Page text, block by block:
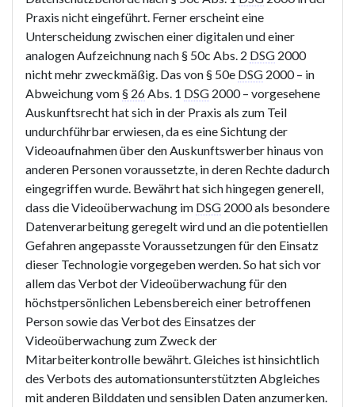
Praxis nicht eingeführt. Ferner erscheint eine
Unterscheidung zwischen einer digitalen und einer
analogen Aufzeichnung nach § 50c Abs. 2 DSG 2000
nicht mehr zweckmäßig. Das von § 50e DSG 2000 – in
Abweichung vom§ 26Abs. 1 DSG 2000 – vorgesehene
Auskunftsrecht hat sich in der Praxis als zum Teil
undurchführbar erwiesen, da es eine Sichtung der
Videoaufnahmen über den Auskunftswerber hinaus von
anderen Personen voraussetzte, in deren Rechte dadurch
eingegriffen wurde. Bewährt hat sich hingegen generell,
dass die Videoüberwachung im DSG 2000 als besondere
Datenverarbeitung geregelt wird und an die potentiellen
Gefahren angepasste Voraussetzungen für den Einsatz
dieser Technologie vorgegeben werden. So hat sich vor
allem das Verbot der Videoüberwachung für den
höchstpersönlichen Lebensbereich einer betroffenen
Person sowie das Verbot des Einsatzes der
Videoüberwachung zum Zweck der
Mitarbeiterkontrolle bewährt. Gleiches ist hinsichtlich
des Verbots des automationsunterstützten Abgleiches
mit anderen Bilddaten und sensiblen Daten anzumerken.